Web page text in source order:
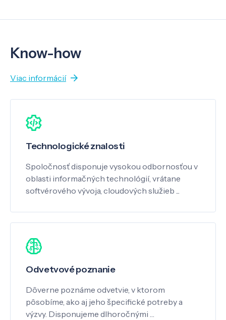
Know-how
Viac informácií
Technologické znalosti
Spoločnosť disponuje vysokou odbornosťou v
oblasti informačných technológií, vrátane
softvérového vývoja, cloudových služieb ...
Odvetvové poznanie
Dôverne poznáme odvetvie, v ktorom
pôsobíme, ako aj jeho špecifické potreby a
výzvy. Disponujeme dlhoročnými …